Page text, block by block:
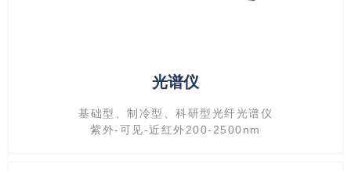
光谱仪
基础型、制冷型、科研型光纤光谱仪
紫外-可见-近红外200-2500nm